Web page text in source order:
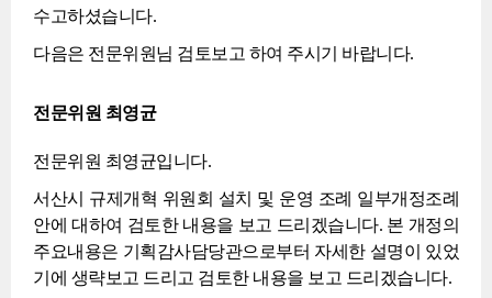
수고하셨습니다.
다음은 전문위원님 검토보고 하여 주시기 바랍니다.
전문위원 최영균
전문위원 최영균입니다.
서산시 규제개혁 위원회 설치 및 운영 조례 일부개정조례
안에 대하여 검토한 내용을 보고 드리겠습니다. 본 개정의
주요내용은 기획감사담당관으로부터 자세한 설명이 있었
기에 생략보고 드리고 검토한 내용을 보고 드리겠습니다.